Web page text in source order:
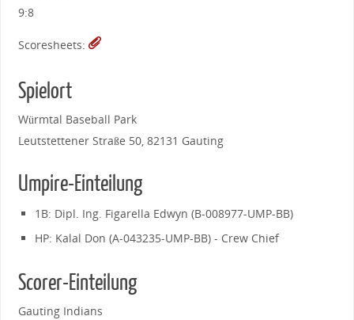
9:8
Scoresheets:
Spielort
Würmtal Baseball Park
Leutstettener Straße 50, 82131 Gauting
Umpire-Einteilung
1B: Dipl. Ing. Figarella Edwyn (B-008977-UMP-BB)
HP: Kalal Don (A-043235-UMP-BB) - Crew Chief
Scorer-Einteilung
Gauting Indians